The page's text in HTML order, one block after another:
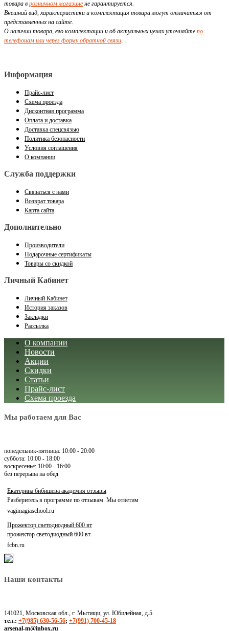
товара в розничном магазине не гарантируется.
Внешний вид, характеристики и комплектация товара могут отличаться от
представленных на сайте.
О наличии товара, его комплектации и об актуальных ценах уточняйте по
телефонам или через форму обратной связи.
Информация
Прайс-лист
Схема проезда
Дисконтная программа
Оплата и доставка
Доставка спецсвязью
Политика безопасности
Условия соглашения
О компании
Служба поддержки
Связаться с нами
Возврат товара
Карта сайта
Дополнительно
Производители
Подарочные сертификаты
Товары со скидкой
Личный Кабинет
Личный Кабинет
История заказов
Закладки
Рассылка
О компании
Новости
Акции
Скидки
Статьи
Прайс-лист
Схема проезда
Мы работаем для Вас
понедельник-пятница: 10:00 - 20:00
суббота: 10:00 - 18:00
воскресенье: 10:00 - 16:00
без перерыва на обед
Екатерина бибишева академия отзывы
Разберитесь в программе по отзывам. Мы ответим
vagimagiaschool.ru
Прожектор светодиодный 600 вт
прожектор светодиодный 600 вт
fcbn.ru
Наши контакты
141021, Московская обл., г. Мытищи, ул. Юбилейная, д.5
тел.: +7(985) 630-56-56; +7(991) 700-45-18
arsenal-m@inbox.ru